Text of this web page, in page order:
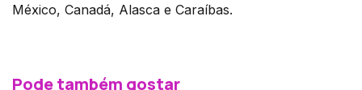
México, Canadá, Alasca e Caraíbas.
Pode também gostar